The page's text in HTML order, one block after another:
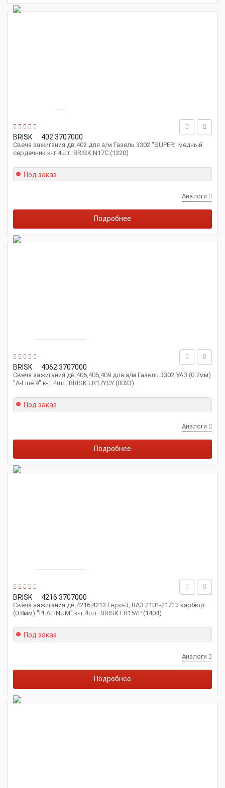
BRISK 402.3707000
Свеча зажигания дв.402 для а/м Газель 3302 "SUPER" медный
сердечник к-т 4шт. BRISK N17C (1320)
Под заказ
Аналоги
Подробнее
BRISK 4062.3707000
Свеча зажигания дв.406,405,409 для а/м Газель 3302,УАЗ (0.7мм)
"A-Line 9" к-т 4шт. BRISK LR17YCY (0033)
Под заказ
Аналоги
Подробнее
BRISK 4216.3707000
Свеча зажигания дв.4216,4213 Евро-3, ВАЗ 2101-21213 карбюр.
(0.8мм) "PLATINUM" к-т 4шт. BRISK LR15YP (1404)
Под заказ
Аналоги
Подробнее